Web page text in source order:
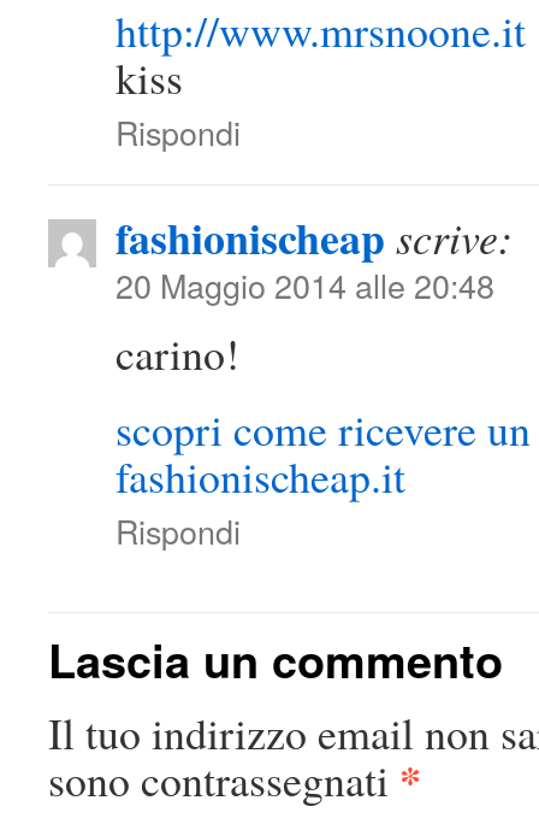
http://www.mrsnoone.it
kiss
Rispondi
fashionischeap scrive:
20 Maggio 2014 alle 20:48
carino!
scopri come ricevere
fashionischeap.it
Rispondi
Lascia un commento
Il tuo indirizzo email non
sono contrassegnati *